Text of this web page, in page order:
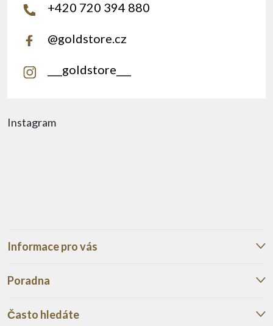
Instagram
Informace pro vás
Poradna
Často hledáte
+420 720 394 880
@goldstore.cz
___goldstore___